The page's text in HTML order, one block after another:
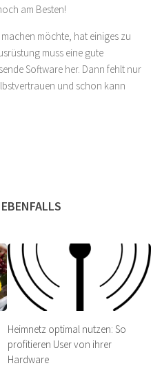
am Besten!
möchte, hat einiges zu
muss eine gute
Software her. Dann fehlt nur
und schon kann
Heimnetz optimal nutzen: So
profitieren User von ihrer
Hardware